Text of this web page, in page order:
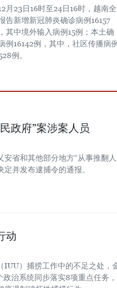
月23日16时至24日16时，越南全
告新增新冠肺炎确诊病例16157
其中境外输入病例15例；本土确
例16142例，其中，社区传播病
例。
政府”案涉案人员
省和其他部分地方“从事推翻
并发布逮捕令的通报。
动
IUU）捕捞工作中的不足之处，
治系统同步落实8项重点任务